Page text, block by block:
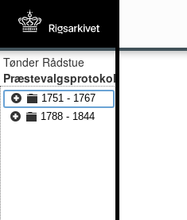
Tønder Rådstue
Præstevalgsprotokol
1751 - 1767
1788 - 1844